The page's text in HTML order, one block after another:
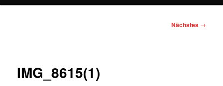
Nächstes →
IMG_8615(1)